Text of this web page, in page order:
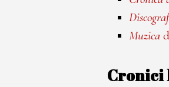
Muzica